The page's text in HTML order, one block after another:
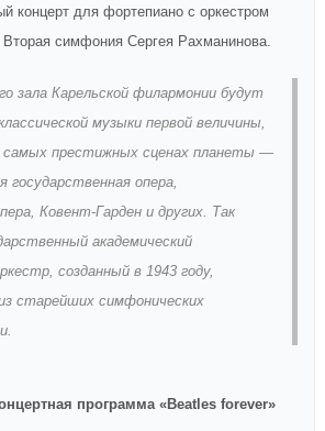
концерт для фортепиано с оркестром
Вторая симфония Сергея Рахманинова.
зала Карельской филармонии будут
музыки первой величины,
престижных сценах планеты —
государственная опера,
Ковент-Гарден и других. Так
академический
созданный в 1943 году,
старейших симфонических
программа «Beatles forever»